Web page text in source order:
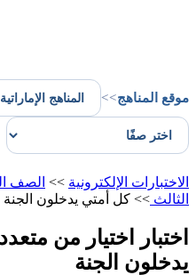
موقع المناهج>>
الاختبارات الإلكترونية >> الصف
الثالث >> كل أمتي يدخلون الجنة
اختبار اختيار من
يدخلون الجنة